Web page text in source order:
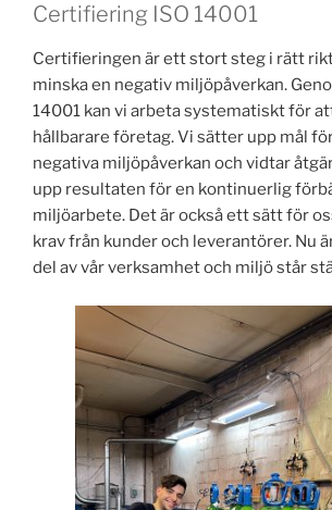
Certifiering ISO 14001
Certifieringen är ett stort steg i rätt
minska en negativ miljöpåverkan.
14001 kan vi arbeta systematiskt för
hållbarare företag. Vi sätter upp mål
negativa miljöpåverkan och vidtar
upp resultaten för en kontinuerlig
miljöarbete. Det är också ett sätt för
krav från kunder och leverantörer. Nu
del av vår verksamhet och miljö står